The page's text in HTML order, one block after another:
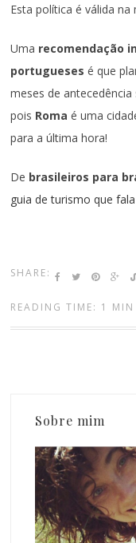
Esta política é válida
Uma recomendação
portugueses é que
meses de
pois Roma é uma
para a última hora!
De brasileiros para
guia de turismo que
SHARE:
READING TIME: 1 MIN
Sobre mim